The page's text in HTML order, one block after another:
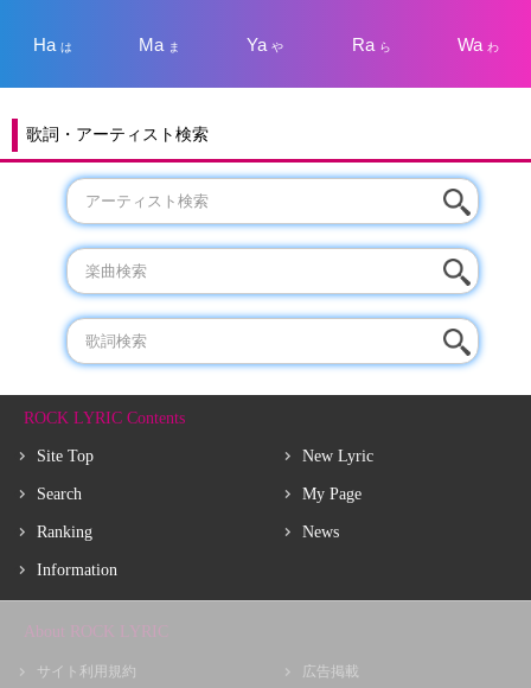
Haは Ma ま Yaや Ra ら Wa わ
歌詞・アーティスト検索
ROCK LYRIC Contents
Site Top
Search
Ranking
Information
New Lyric
My Page
News
About ROCK LYRIC
サイト利用規約 広告掲載